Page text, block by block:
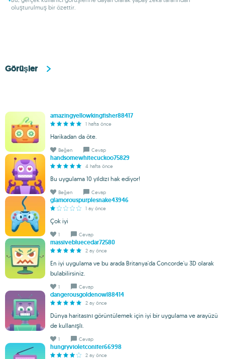
oluşturulmuş bir özettir.
Görüşler
amazingyellowkingfisher88417
1 hafta önce
Harikadan da öte.
Beğen Cevap
handsomewhitecuckoo75829
4 hafta önce
Bu uygulama 10 yıldızı hak ediyor!
Beğen Cevap
glamorouspurplesnake43946
1 ay önce
Çok iyi
1 Cevap
massivebluecedar72580
2 ay önce
En iyi uygulama ve bu arada Britanya'da Concorde'u 3D olarak
bulabilirsiniz.
1 Cevap
dangerousgoldenowl88414
2 ay önce
Dünya haritasını görüntülemek için iyi bir uygulama ve arayüzü
de kullanışlı.
1 Cevap
hungryvioletconifer66998
2 ay önce